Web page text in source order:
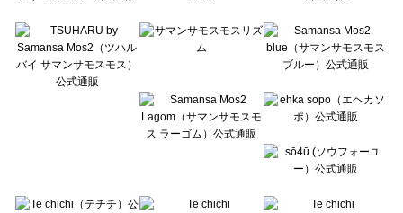
Lugnoncure（ルノンキュール）の一覧
BETTY'S BLUE（べティーズブルー）の一覧
Wpc.（ワールドパーティー）の一覧